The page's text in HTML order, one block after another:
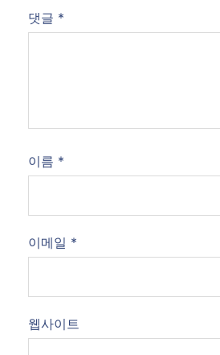
댓글 *
이름 *
이메일 *
웹사이트